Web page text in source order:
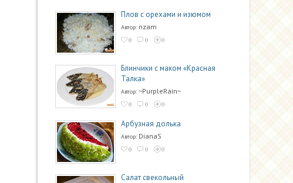
Плов с орехами и изюмом
Автор: nzam
0 0 0
Блинчики с маком «Красная
Талка»
Автор: ~PurpleRain~
0 0 0
Арбузная долька
Автор: DianaS
0 0 0
Салат свекольный